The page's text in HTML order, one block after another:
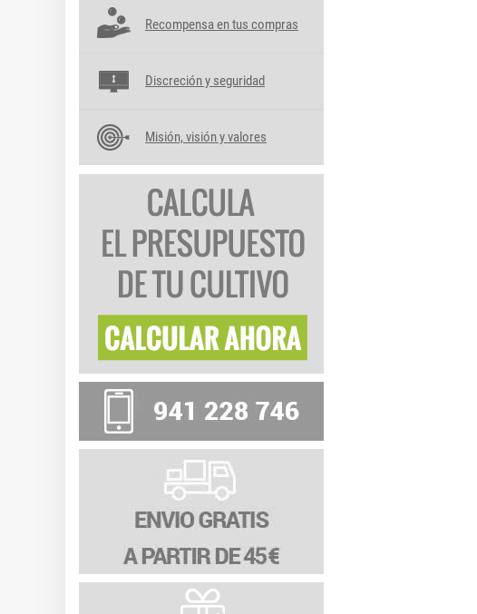
Recompensa en tus compras
Discreción y seguridad
Misión, visión y valores